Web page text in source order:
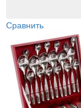
Сравнить